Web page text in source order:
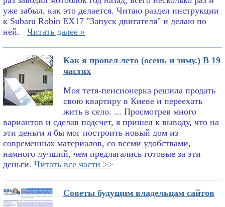
уже забыл, как это делается. Читаю раздел инструкции
к Subaru Robin EX17 "Запуск двигателя" и делаю по
ней.
Читать далее »
Как я провел лето (осень и зиму.) В 19
частях
Моя тетя-пенсионерка решила продать
свою квартиру в Киеве и переехать
жить в село. ... Просмотрев много
вариантов и сделав подсчет, я пришел к выводу, что на
эти деньги я бы мог построить новый дом из
современных материалов, со всеми удобствами,
намного лучший, чем предлагались готовые за эти
деньги. Читать все части >>
Советы будущим владельцам сайтов